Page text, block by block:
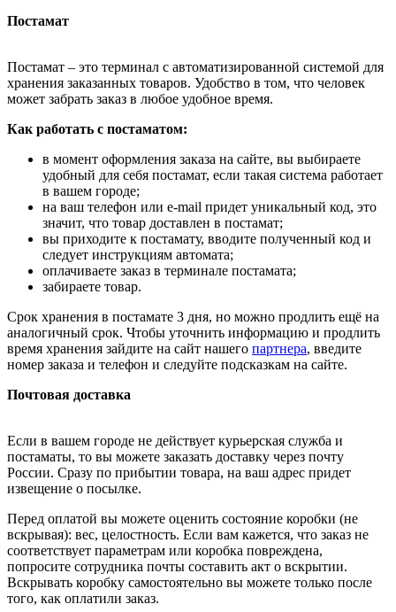
Постамат
Постамат – это терминал с автоматизированной системой для
хранения заказанных товаров. Удобство в том, что человек
может забрать заказ в любое удобное время.
Как работать с постаматом:
в момент оформления заказа на сайте, вы выбираете
удобный для себя постамат, если такая система работает
в вашем городе;
на ваш телефон или e-mail придет уникальный код, это
значит, что товар доставлен в постамат;
вы приходите к постамату, вводите полученный код и
следует инструкциям автомата;
оплачиваете заказ в терминале постамата;
забираете товар.
Срок хранения в постамате 3 дня, но можно продлить ещё на
аналогичный срок. Чтобы уточнить информацию и продлить
время хранения зайдите на сайт нашего партнера, введите
номер заказа и телефон и следуйте подсказкам на сайте.
Почтовая доставка
Если в вашем городе не действует курьерская служба и
постаматы, то вы можете заказать доставку через почту
России. Сразу по прибытии товара, на ваш адрес придет
извещение о посылке.
Перед оплатой вы можете оценить состояние коробки (не
вскрывая): вес, целостность. Если вам кажется, что заказ не
соответствует параметрам или коробка повреждена,
попросите сотрудника почты составить акт о вскрытии.
Вскрывать коробку самостоятельно вы можете только после
того, как оплатили заказ.